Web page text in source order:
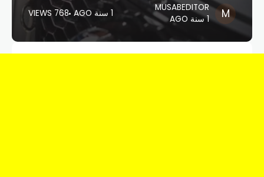
MUSABEDITOR
1 سنة AGO
1 سنة AGO 768 VIEWS